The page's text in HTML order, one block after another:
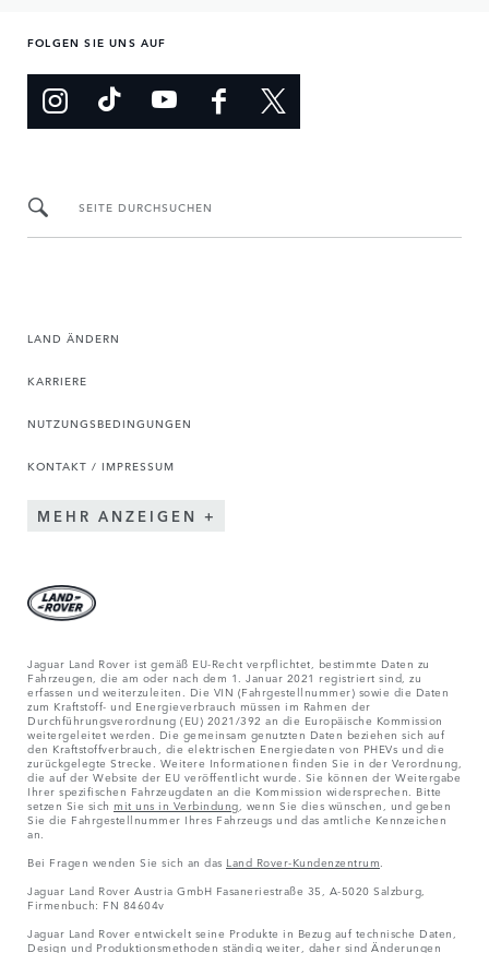
FOLGEN SIE UNS AUF
SEITE DURCHSUCHEN
LAND ÄNDERN
KARRIERE
NUTZUNGSBEDINGUNGEN
KONTAKT / IMPRESSUM
MEHR ANZEIGEN
Jaguar Land Rover ist gemäß EU-Recht verpflichtet, bestimmte Daten zu
Fahrzeugen, die am oder nach dem 1. Januar 2021 registriert sind, zu
erfassen und weiterzuleiten. Die VIN (Fahrgestellnummer) sowie die Daten
zum Kraftstoff- und Energieverbrauch müssen im Rahmen der
Durchführungsverordnung (EU) 2021/392 an die Europäische Kommission
weitergeleitet werden. Die gemeinsam genutzten Daten beziehen sich auf
den Kraftstoffverbrauch, die elektrischen Energiedaten von PHEVs und die
zurückgelegte Strecke. Weitere Informationen finden Sie in der Verordnung,
die auf der Website der EU veröffentlicht wurde. Sie können der Weitergabe
Ihrer spezifischen Fahrzeugdaten an die Kommission widersprechen. Bitte
setzen Sie sich mit uns in Verbindung , wenn Sie dies wünschen, und geben
Sie die Fahrgestellnummer Ihres Fahrzeugs und das amtliche Kennzeichen
an.
Bei Fragen wenden Sie sich an das Land Rover-Kundenzentrum
Jaguar Land Rover Austria GmbH Fasaneriestraße 35, A-5020 Salzburg,
Firmenbuch: FN 84604v
Jaguar Land Rover entwickelt seine Produkte in Bezug auf technische Daten,
Design und Produktionsmethoden ständig weiter, daher sind Änderungen